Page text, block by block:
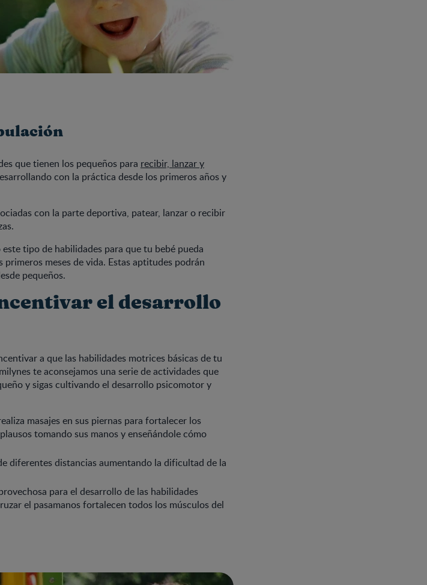
que tienen los pequeños para recibir, lanzar y
con la práctica desde los primeros años y
con la parte deportiva, patear, lanzar o recibir
tipo de habilidades para que tu bebé pueda
meses de vida. Estas aptitudes podrán
pequeños.
el desarrollo
a que las habilidades motrices básicas de tu
te aconsejamos una serie de actividades que
y sigas cultivando el desarrollo psicomotor y
masajes en sus piernas para fortalecer los
tomando sus manos y enseñándole cómo
diferentes distancias aumentando la dificultad de la
para el desarrollo de las habilidades
el pasamanos fortalecen todos los músculos del